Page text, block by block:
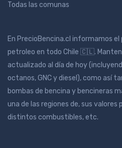
Todas las comunas
En PrecioBencina.cl informamos
petroleo en todo Chile 🇨🇱.
actualizado al día de hoy
octanos, GNC y diesel), como así
bombas de bencina y bencineras
una de las regiones de, sus valores
distintos combustibles, etc.